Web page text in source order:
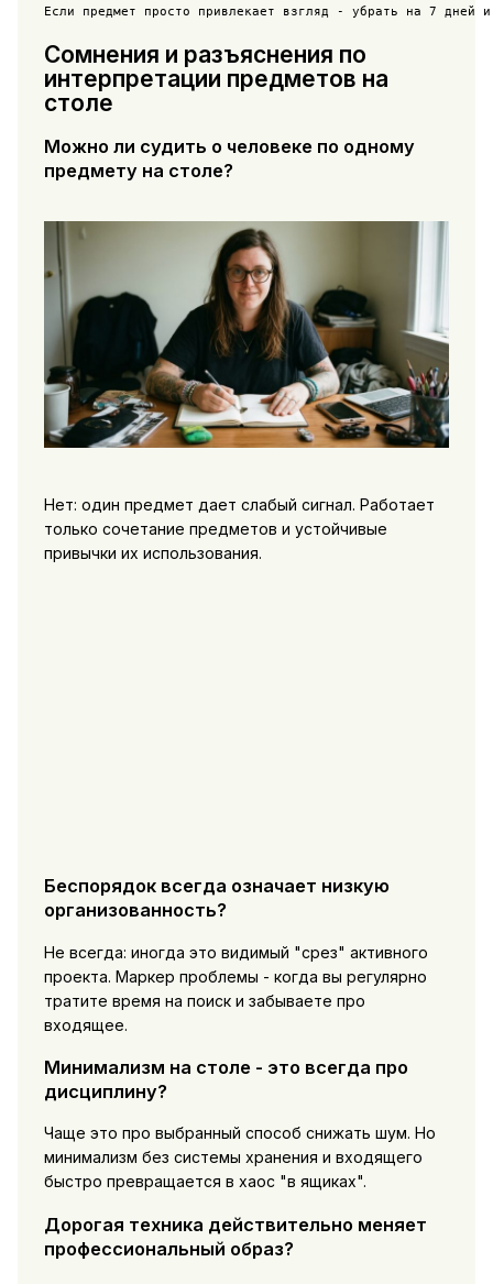
Если предмет просто привлекает взгляд - убрать на 7 дней
Сомнения и разъяснения по
интерпретации предметов на
столе
Можно ли судить о человеке по одному
предмету на столе?
Нет: один предмет дает слабый сигнал. Работает
только сочетание предметов и устойчивые
привычки их использования.
Беспорядок всегда означает низкую
организованность?
Не всегда: иногда это видимый "срез" активного
проекта. Маркер проблемы - когда вы регулярно
тратите время на поиск и забываете про
входящее.
Минимализм на столе - это всегда про
дисциплину?
Чаще это про выбранный способ снижать шум. Но
минимализм без системы хранения и входящего
быстро превращается в хаос "в ящиках".
Дорогая техника действительно меняет
профессиональный образ?